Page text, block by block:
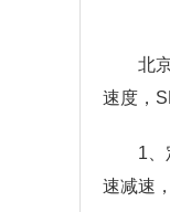
北
速度，
1、
速减速